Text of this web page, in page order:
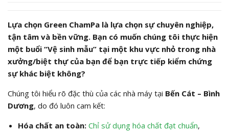
Lựa chọn Green ChamPa là lựa chọn sự chuyên nghiệp,
tận tâm và bền vững. Bạn có muốn chúng tôi thực hiện
một buổi “Vệ sinh mẫu” tại một khu vực nhỏ trong nhà
xưởng/biệt thự của bạn để bạn trực tiếp kiểm chứng
sự khác biệt không?
Chúng tôi hiểu rõ đặc thù của các nhà máy tại Bến Cát – Bình
Dương, do đó luôn cam kết:
Hóa chất an toàn: Chỉ sử dụng hóa chất đạt chuẩn,